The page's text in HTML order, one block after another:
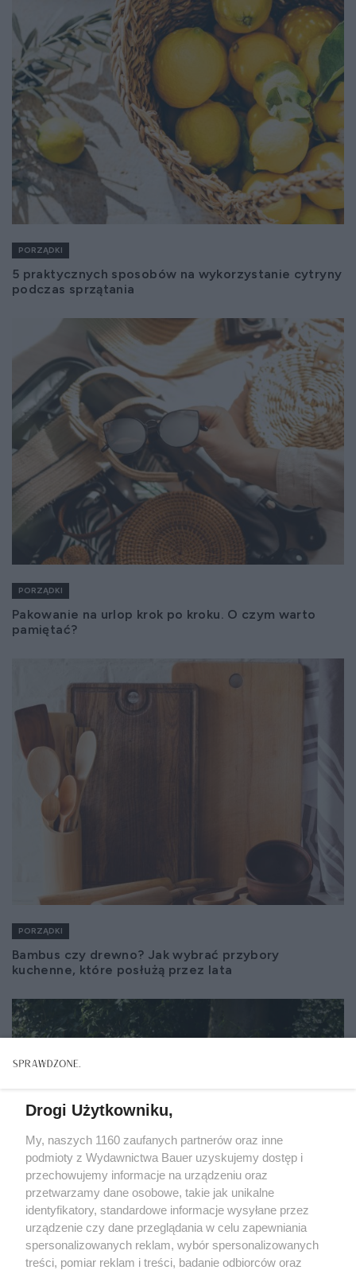
PORZĄDKI
5 praktycznych sposobów na wykorzystanie cytryny
podczas sprzątania
PORZĄDKI
Pakowanie na urlop krok po kroku. O czym warto
pamiętać?
PORZĄDKI
Bambus czy drewno? Jak wybrać przybory
kuchenne, które posłużą przez lata
Drogi Użytkowniku,
My, naszych 1160 zaufanych partnerów oraz inne
podmioty z Wydawnictwa Bauer uzyskujemy dostęp i
przechowujemy informacje na urządzeniu oraz
przetwarzamy dane osobowe, takie jak unikalne
identyfikatory, standardowe informacje wysyłane przez
urządzenie czy dane przeglądania w celu zapewniania
spersonalizowanych reklam, wybór spersonalizowanych
treści, pomiar reklam i treści, badanie odbiorców oraz